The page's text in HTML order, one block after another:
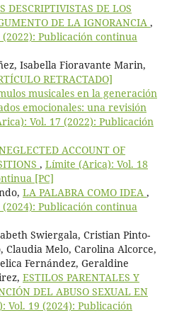
DESCRIPTIVISTAS DE LOS
DE LA IGNORANCIA ,
Publicación continua
Isabella Fioravante Marin,
RETRACTADO]
musicales en la generación
emocionales: una revisión
Vol. 17 (2022): Publicación
ACCOUNT OF
, Límite (Arica): Vol. 18
[PC]
LA PALABRA COMO IDEA ,
Publicación continua
Swiergala, Cristian Pinto-
Claudia Melo, Carolina Alcorce,
Fernández, Geraldine
ESTILOS PARENTALES Y
DEL ABUSO SEXUAL EN
Vol. 19 (2024): Publicación